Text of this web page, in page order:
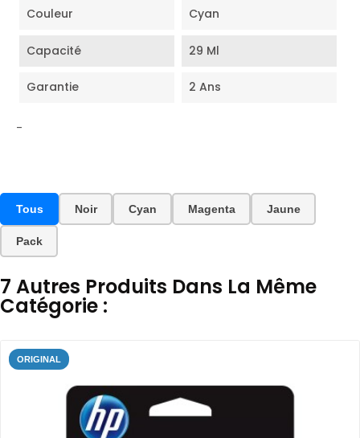
Couleur Cyan
Capacité 29 Ml
Garantie 2 Ans
-
Tous Noir Cyan Magenta Jaune
Pack
7 Autres Produits Dans La Même
Catégorie :
ORIGINAL